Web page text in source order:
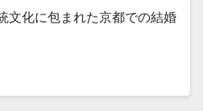
文化に包まれた京都での結婚